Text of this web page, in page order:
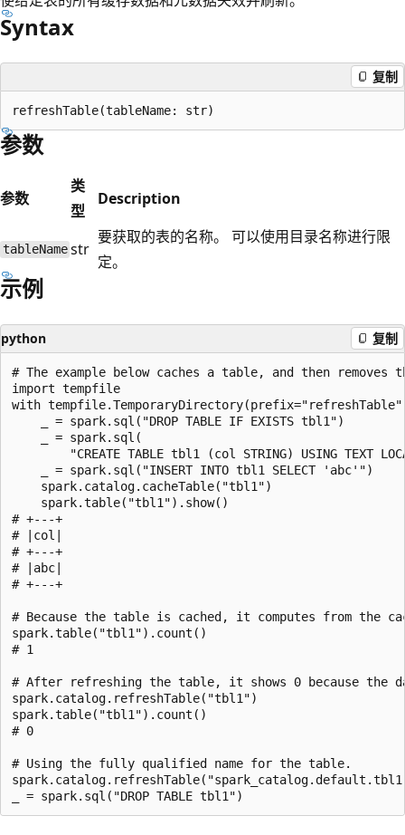
Syntax
复制
参数
参数
类
型
Description
tableName str
要获取的表的名称。 可以使用目录名称进行限
定。
示例
python 复制
# The example below caches a table, and then removes
import tempfile
with
    _ = spark.sql("DROP TABLE IF EXISTS tbl1")
    _ = spark.sql(
"CREATE TABLE tbl1 (col STRING) USING TEXT
    _ = spark.sql("INSERT INTO tbl1 SELECT 'abc'")
    spark.catalog.cacheTable("tbl1")
    spark.table("tbl1").show()
# +---+
# |col|
# +---+
# |abc|
# +---+
# Because the table is cached, it computes from the
spark.table("tbl1").count()
# 1
# After refreshing the table, it shows 0 because the
spark.catalog.refreshTable("tbl1")
spark.table("tbl1").count()
# 0
# Using the fully qualified name for the table.